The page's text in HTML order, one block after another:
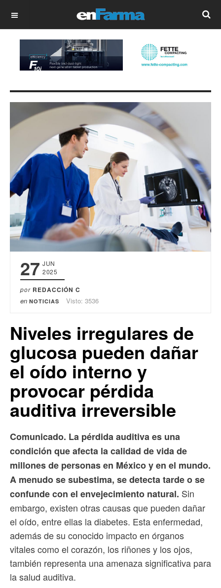
OFF CANVAS
27 JUN
2025
por REDACCIÓN C
en NOTICIAS Visto: 3536
Niveles irregulares de
glucosa pueden dañar
el oído interno y
provocar pérdida
auditiva irreversible
Comunicado. La pérdida auditiva es una
condición que afecta la calidad de vida de
millones de personas en México y en el mundo.
A menudo se subestima, se detecta tarde o se
confunde con el envejecimiento natural. Sin
embargo, existen otras causas que pueden dañar
el oído, entre ellas la diabetes. Esta enfermedad,
además de su conocido impacto en órganos
vitales como el corazón, los riñones y los ojos,
también representa una amenaza significativa para
la salud auditiva.